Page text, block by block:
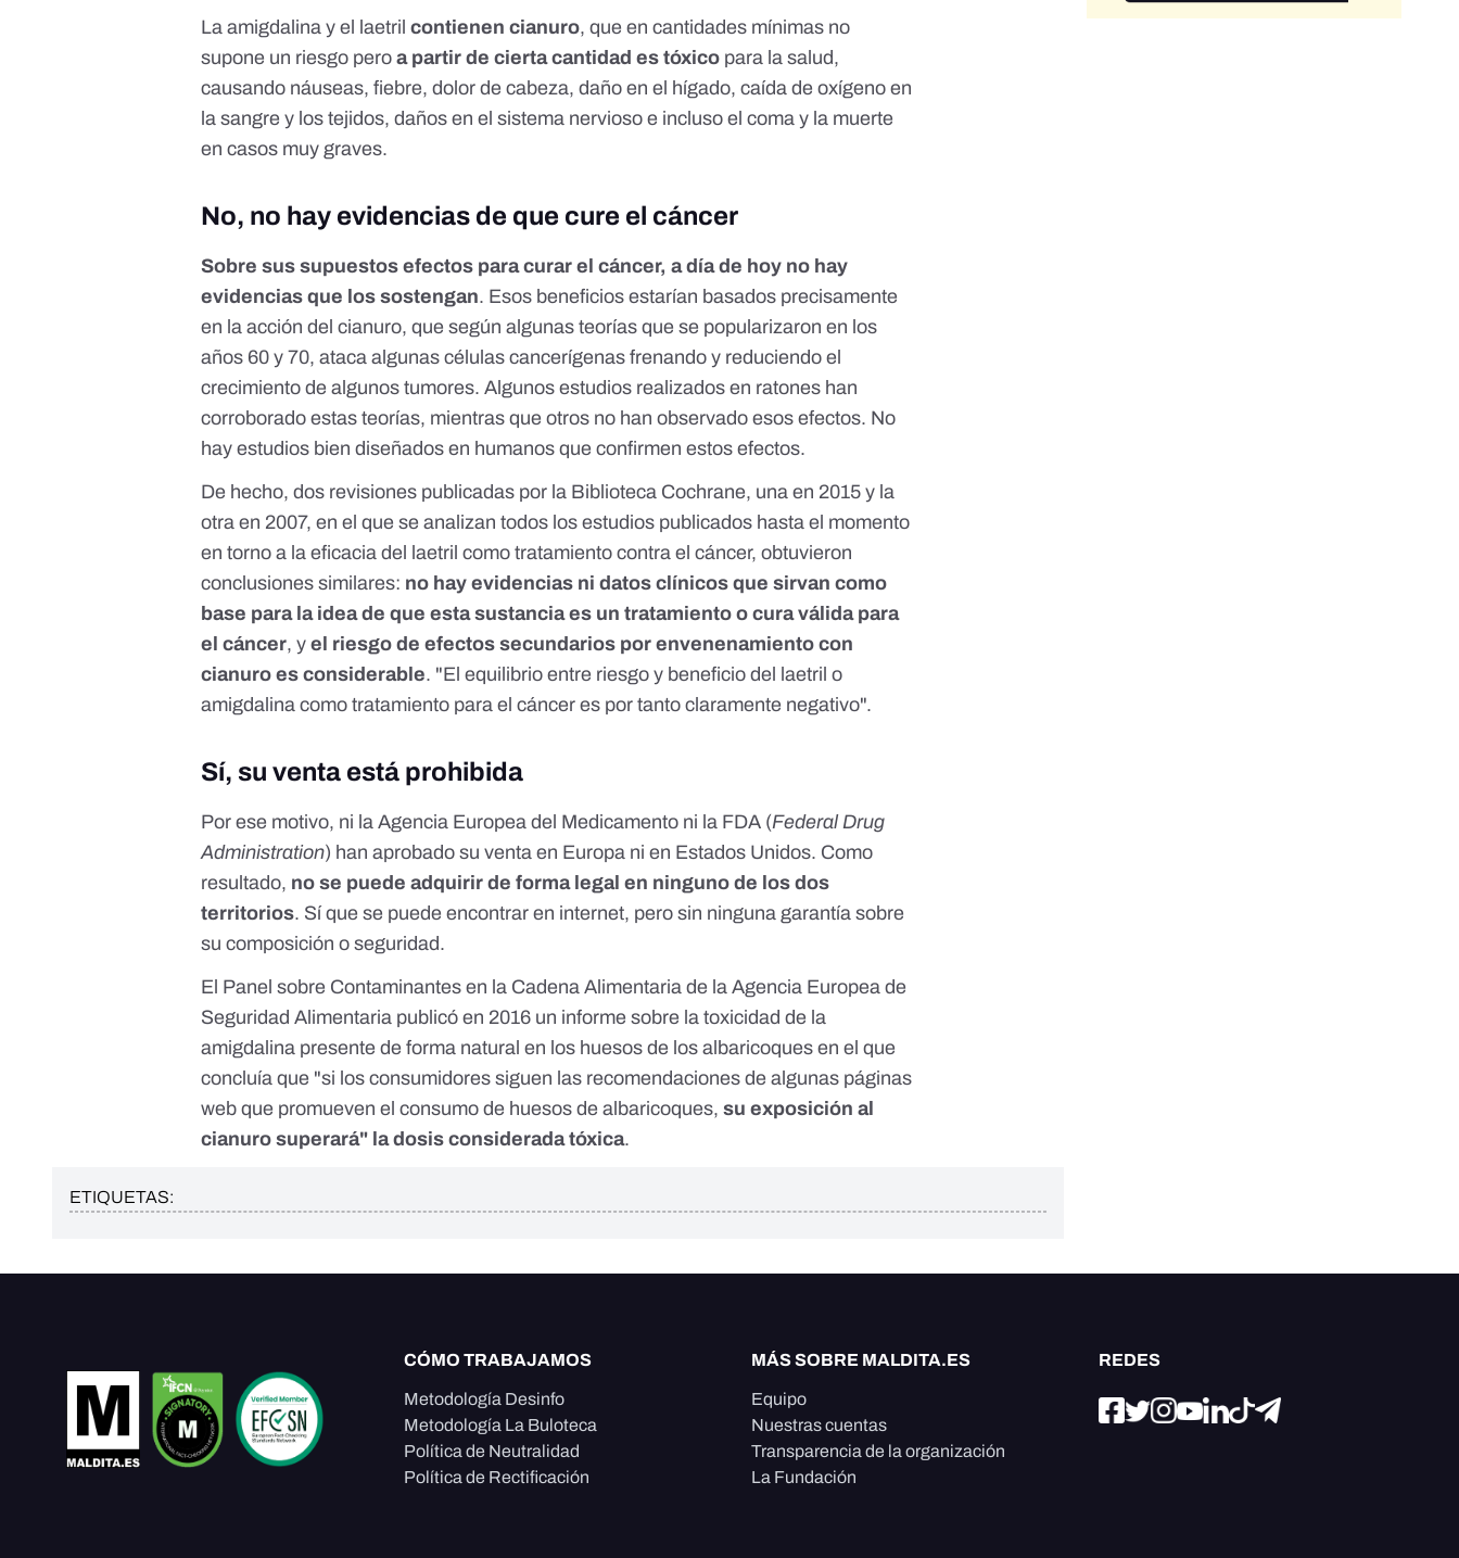
La amigdalina y el laetrilcontienen cianuro, que en cantidades mínimas no
supone un riesgo peroa partir de cierta cantidad es tóxico para la salud,
causando náuseas, fiebre, dolor de cabeza, daño en el hígado, caída de oxígeno en
la sangre y los tejidos, daños en el sistema nervioso e incluso el coma y la muerte
en casos muy graves.
No, no hay evidencias de que cure el cáncer
Sobre sus supuestos efectos para curar el cáncer, a día de hoy no hay
evidencias que los sostengan. Esos beneficios estarían basados precisamente
en la acción del cianuro, que según algunas teorías que se popularizaron en los
años 60 y 70, ataca algunas células cancerígenas frenando y reduciendo el
crecimiento de algunos tumores. Algunos estudios realizados en ratones han
corroborado estas teorías, mientras que otros no han observado esos efectos. No
hay estudios bien diseñados en humanos que confirmen estos efectos.
De hecho, dos revisiones publicadas por la Biblioteca Cochrane, una en 2015 y la
otra en 2007, en el que se analizan todos los estudios publicados hasta el momento
en torno a la eficacia del laetril como tratamiento contra el cáncer, obtuvieron
conclusiones similares: no hay evidencias ni datos clínicos que sirvan como
base para la idea de que esta sustancia es un tratamiento o cura válida para
el cáncer, yel riesgo de efectos secundarios por envenenamiento con
cianuro es considerable. "El equilibrio entre riesgo y beneficio del laetril o
amigdalina como tratamiento para el cáncer es por tanto claramente negativo".
Sí, su venta está prohibida
Por ese motivo, ni la Agencia Europea del Medicamento ni la FDA (Federal Drug
Administration) han aprobado su venta en Europa ni en Estados Unidos. Como
resultado, no se puede adquirir de forma legal en ninguno de los dos
territorios. Sí que se puede encontrar en internet, pero sin ninguna garantía sobre
su composición o seguridad.
El Panel sobre Contaminantes en la Cadena Alimentaria de la Agencia Europea de
Seguridad Alimentaria publicó en 2016 un informe sobre la toxicidad de la
amigdalina presente de forma natural en los huesos de los albaricoques en el que
concluía que "si los consumidores siguen las recomendaciones de algunas páginas
web que promueven el consumo de huesos de albaricoques,su exposición al
cianuro superará" la dosis considerada tóxica.
ETIQUETAS:
CÓMO TRABAJAMOS
Metodología Desinfo
Metodología La Buloteca
Política de Neutralidad
Política de Rectificación
MÁS SOBRE MALDITA.ES
Equipo
Nuestras cuentas
Transparencia de la organización
La Fundación
REDES